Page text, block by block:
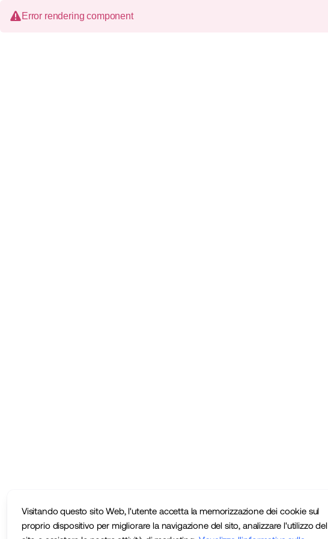
Visitando questo sito Web, l'utente accetta la memorizzazione dei cookie sul
proprio dispositivo per migliorare la navigazione del sito, analizzare l'utilizzo del
Error rendering component